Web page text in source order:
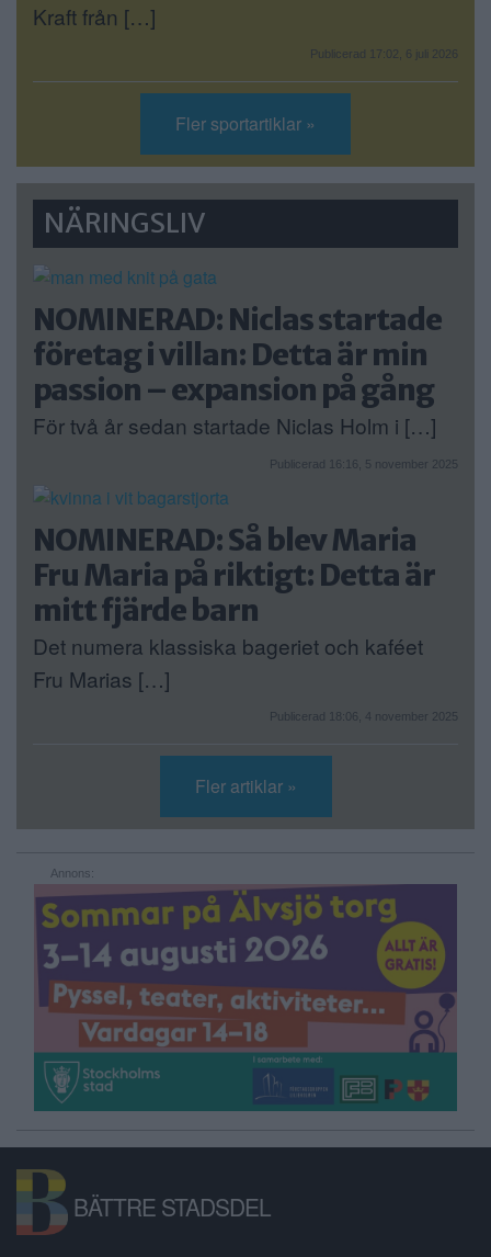
Kraft från […]
Publicerad 17:02, 6 juli 2026
Fler sportartiklar »
NÄRINGSLIV
NOMINERAD: Niclas startade
företag i villan: Detta är min
passion – expansion på gång
För två år sedan startade Niclas Holm i […]
Publicerad 16:16, 5 november 2025
NOMINERAD: Så blev Maria
Fru Maria på riktigt: Detta är
mitt fjärde barn
Det numera klassiska bageriet och kaféet
Fru Marias […]
Publicerad 18:06, 4 november 2025
Fler artiklar »
Annons:
BÄTTRE STADSDEL